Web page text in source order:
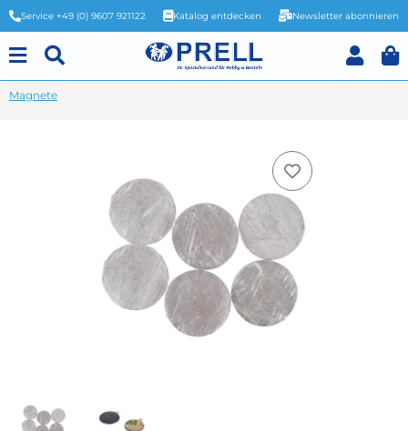
Service +49 (0) 9607 921122 Katalog entdecken Newsletter abonnieren
Magnete